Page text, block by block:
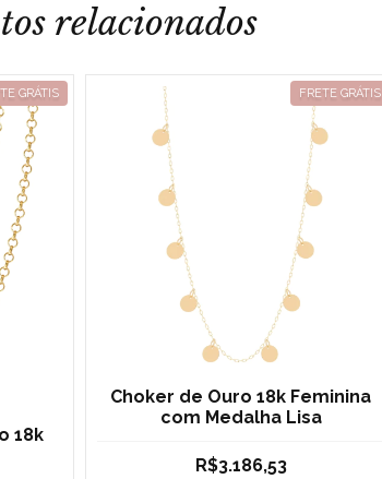
relacionados
GRÁTIS
18k
FRETE GRÁTIS
Choker de Ouro 18k Feminina
com Medalha Lisa
R$3.186,53